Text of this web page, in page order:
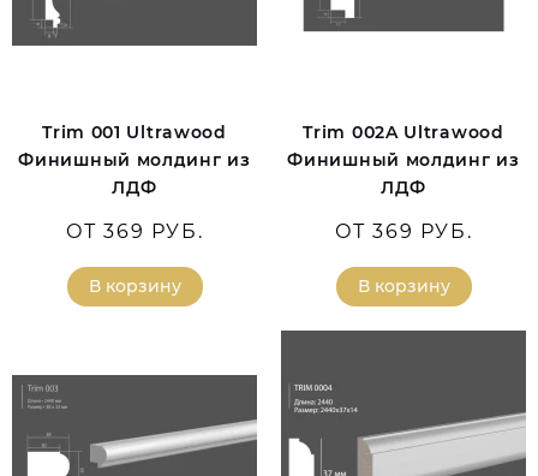
Trim 001 Ultrawood
Финишный молдинг из
ЛДФ
ОТ 369 РУБ.
В корзину
Trim 002A Ultrawood
Финишный молдинг из
ЛДФ
ОТ 369 РУБ.
В корзину